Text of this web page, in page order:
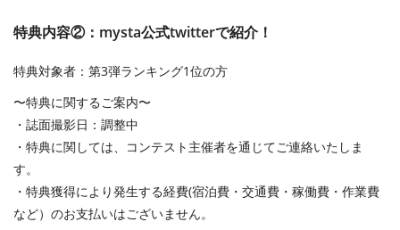
特典内容②：mysta公式twitterで紹介！
特典対象者：第3弾ランキング1位の⽅
〜特典に関するご案内〜
・誌⾯撮影⽇：調整中
・特典に関しては、コンテスト主催者を通じてご連絡いたしま
す。
・特典獲得により発⽣する経費(宿泊費・交通費・稼働費・作業費
など）のお⽀払いはございません。